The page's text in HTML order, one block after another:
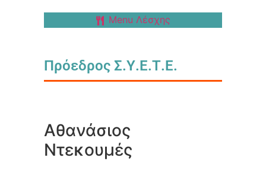
Menu Λέσχης
Πρόεδρος Σ.Υ.Ε.Τ.Ε.
Αθανάσιος
Ντεκουμές